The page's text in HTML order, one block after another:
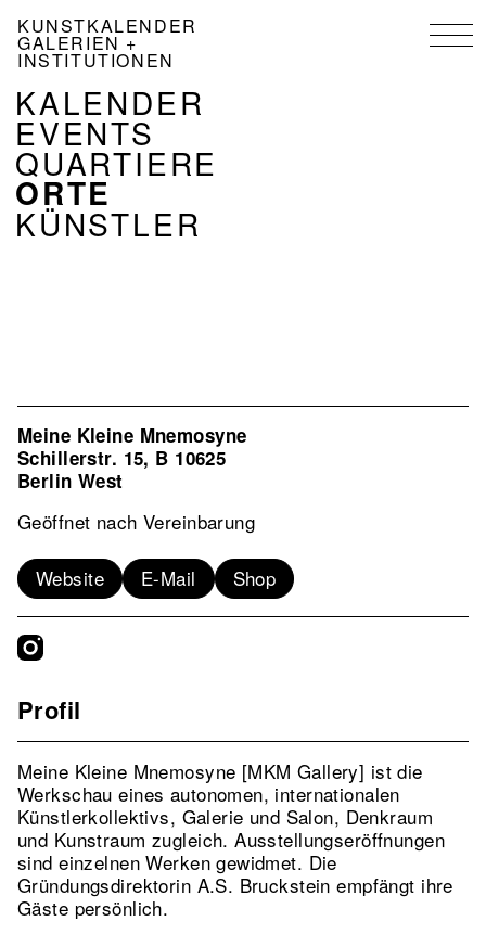
zum
Inhalt
KUNSTKALENDER
GALERIEN +
INSTITUTIONEN
NAVIGATION
KALENDER
DE
KALENDER
EVENTS
QUARTIERE
ORTE
KÜNSTLER
Profil
Meine Kleine Mnemosyne [MKM Gallery] ist die
Werkschau eines autonomen, internationalen
Künstlerkollektivs, Galerie und Salon, Denkraum
und Kunstraum zugleich. Ausstellungseröffnungen
sind einzelnen Werken gewidmet. Die
Gründungsdirektorin A.S. Bruckstein empfängt ihre
Gäste persönlich.
Meine Kleine Mnemosyne
Schillerstr. 15, B 10625
Berlin West
Geöffnet nach Vereinbarung
Website E-Mail Shop